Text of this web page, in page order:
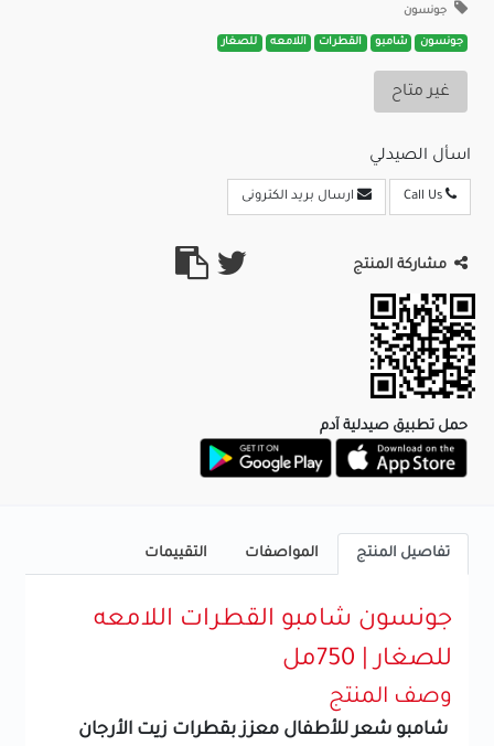
جونسون
جونسون شامبو القطرات اللامعه للصغار
غير متاح
اسأل الصيدلي
ارسال بريد الكترونى
مشاركة المنتج
حمل تطبيق صيدلية آدم
تفاصيل المنتج المواصفات التقييمات
جونسون شامبو القطرات اللامعه
للصغار | 750مل
وصف المنتج
شامبو شعر للأطفال معزز بقطرات زيت الأرجان